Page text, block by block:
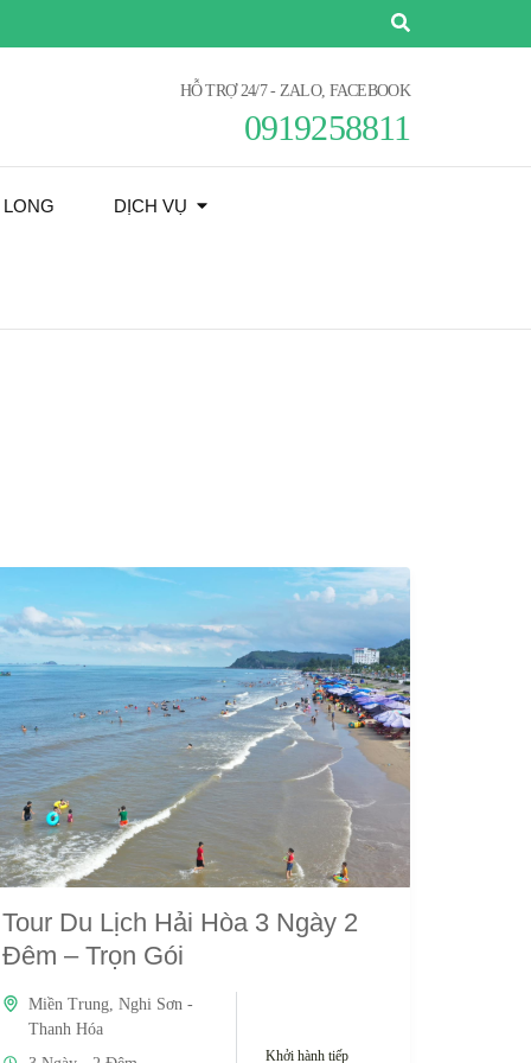
HỖ TRỢ 24/7 - ZALO, FACEBOOK
0919258811
DỊCH VỤ
Tour Du Lịch Hải Hòa 3 Ngày 2
Đêm – Trọn Gói
Miền Trung, Nghi Sơn -
Thanh Hóa
Khởi hành tiếp